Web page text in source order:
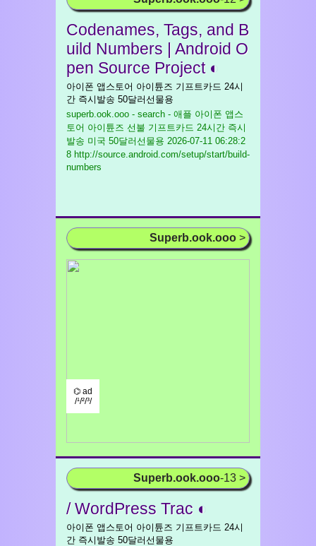
Codenames, Tags, and B
uild Numbers | Android O
pen Source Project ◐
아이폰 앱스토어 아이튠즈 기프트카드 24시
간 즉시발송 50달러선물용
superb.ook.ooo - search - 애플 아이폰 앱스
토어 아이튠즈 선불 기프트카드 24시간 즉시
발송 미국 50달러선물용 2026-07-11 06:28:2
8 http://source.android.com/setup/start/build-
numbers
Superb.ook.ooo >
⌬ ad
/¹/²/³/
Superb.ook.ooo-13 >
/ WordPress Trac ◐
아이폰 앱스토어 아이튠즈 기프트카드 24시
간 즉시발송 50달러선물용